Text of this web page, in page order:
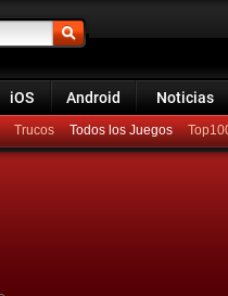
iOS Android Noticias
Trucos Todos los Juegos